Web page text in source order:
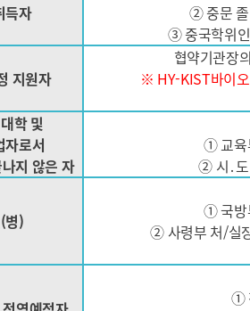
득자
② 중문
③ 중국학위
지원자
협약기관장
※ HY-KIST바이
학 및
자로서
지 않은 자
① 교육
② 시․도
병)
① 국방
② 사령부 처/실
①